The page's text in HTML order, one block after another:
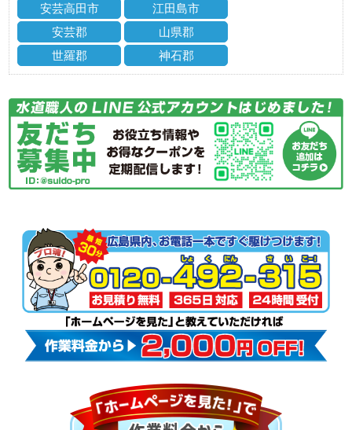
安芸高田市
江田島市
安芸郡
山県郡
世羅郡
神石郡